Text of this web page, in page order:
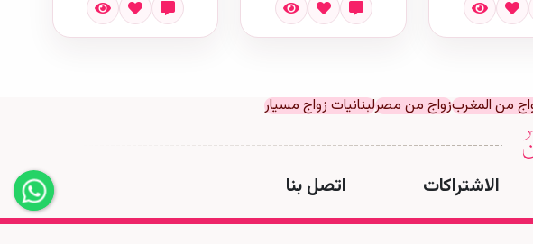
من المغربزواج من مصرلبنانيات زواج مسيار
الاشتراكات اتصل بنا